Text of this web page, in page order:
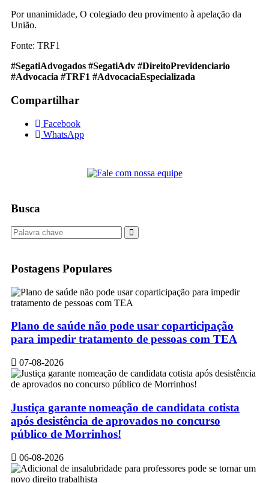
Por unanimidade, O colegiado deu provimento à apelação da
União.
Fonte: TRF1
#SegatiAdvogados #SegatiAdv #DireitoPrevidenciario
#Advocacia #TRF1 #AdvocaciaEspecializada
Compartilhar
Facebook
WhatsApp
Busca
Postagens Populares
Plano de saúde não pode usar coparticipação
para impedir tratamento de pessoas com TEA
07-08-2026
Justiça garante nomeação de candidata cotista
após desistência de aprovados no concurso
público de Morrinhos!
06-08-2026